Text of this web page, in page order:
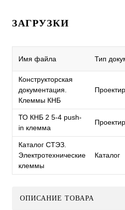
ЗАГРУЗКИ
Имя файла Тип
Конструкторская
документация.
Клеммы КНБ
ТО КНБ 2 5-4 push-
in клемма
Каталог СТЭЗ.
Электротехнические
клеммы
Каталог
ОПИСАНИЕ ТОВАРА